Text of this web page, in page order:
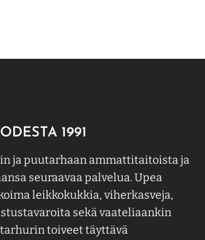
1991
ja puutarhaan ammattitaitoista ja
seuraavaa palvelua. Upea
leikkokukkia, viherkasveja,
sekä vaateliaankin
toiveet täyttävä